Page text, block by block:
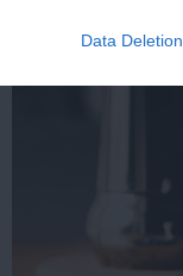
Data Deletion